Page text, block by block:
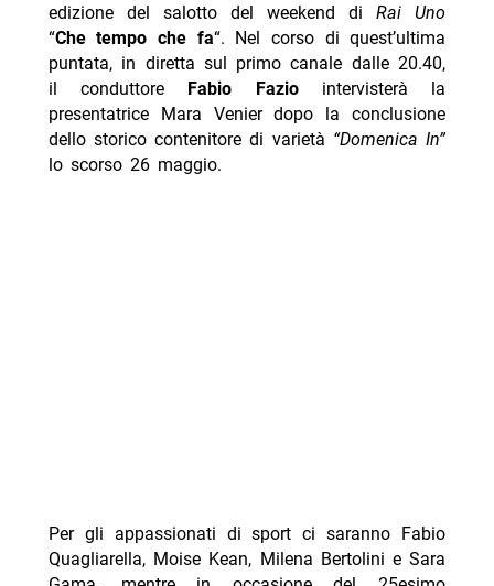
edizione del salotto del weekend diRai Uno
“Che tempo che fa“. Nel corso di quest’ultima
puntata, in diretta sul primo canale dalle 20.40,
il conduttore
Fabio Faziointervisterà la
presentatrice Mara Venier dopo la conclusione
dello storico contenitore di varietà “Domenica In”
lo scorso 26 maggio.
Per gli appassionati di sport ci saranno Fabio
Quagliarella, Moise Kean, Milena Bertolini e Sara